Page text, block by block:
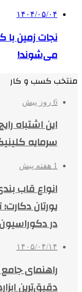
۱۴۰۴/۰۵/۰۴
نجات زمین با
می‌شوند!
منتخب کسب و کار
6 روز پیش
این اشتباه
سرمایه
1 هفته پیش
انواع قاب
یورتان
در
۱۴۰۵/۰۴/۱۴
راهنمای
دقیق‌ترین